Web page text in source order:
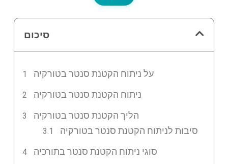
סיכום
על ניתוח הקטנת סנטר בטורקיה
ניתוח הקטנת סנטר בטורקיה
הליך הקטנת סנטר בטורקיה
סיבות לניתוח הקטנת סנטר בטורקיה
סוגי ניתוח הקטנת סנטר בתורכיה